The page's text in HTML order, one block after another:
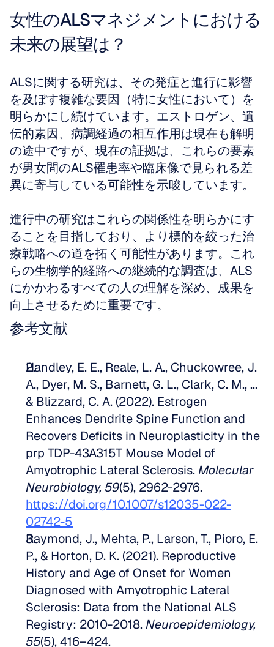
女性のALSマネジメントにおける
未来の展望は？
ALSに関する研究は、その発症と進行に影響
を及ぼす複雑な要因（特に女性において）を
明らかにし続けています。エストロゲン、遺
伝的素因、病調経過の相互作用は現在も解明
の途中ですが、現在の証拠は、これらの要素
が男女間のALS罹患率や臨床像で見られる差
異に寄与している可能性を示唆しています。
進行中の研究はこれらの関係性を明らかにす
ることを目指しており、より標的を絞った治
療戦略への道を拓く可能性があります。これ
らの生物学的経路への継続的な調査は、ALS
にかかわるすべての人の理解を深め、成果を
向上させるために重要です。
参考文献
Handley, E. E., Reale, L. A., Chuckowree, J.
A., Dyer, M. S., Barnett, G. L., Clark, C. M., ...
& Blizzard, C. A. (2022). Estrogen
Enhances Dendrite Spine Function and
Recovers Deficits in Neuroplasticity in the
prp TDP-43A315T Mouse Model of
Amyotrophic Lateral Sclerosis. Molecular
Neurobiology, 59
https://doi.org/10.1007/s12035-022-
02742-5
Raymond, J., Mehta, P., Larson, T., Pioro, E.
P., & Horton, D. K. (2021). Reproductive
History and Age of Onset for Women
Diagnosed with Amyotrophic Lateral
Sclerosis: Data from the National ALS
Registry: 2010-2018. Neuroepidemiology,
55